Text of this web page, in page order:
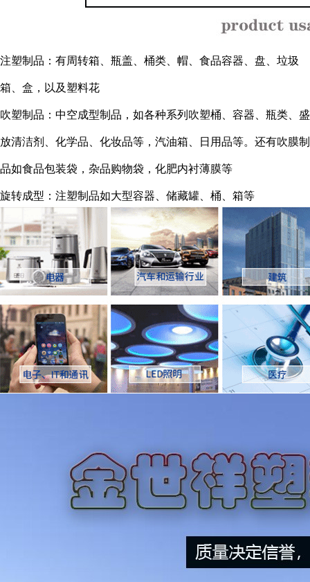
注塑制品：有周转箱、瓶盖、桶类、帽、食品容器、盘、垃圾
箱、盒，以及塑料花
吹塑制品：中空成型制品，如各种系列吹塑桶、容器、瓶类、盛
放清洁剂、化学品、化妆品等，汽油箱、日用品等。还有吹膜制
品如食品包装袋，杂品购物袋，化肥内衬薄膜等
旋转成型：注塑制品如大型容器、储藏罐、桶、箱等